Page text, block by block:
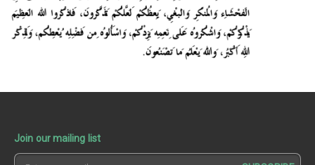
Join our mailing list